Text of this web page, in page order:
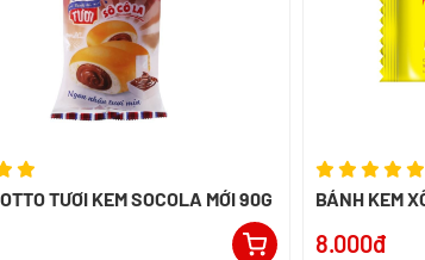
TƯƠI KEM SOCOLA MỚI 90G
BÁNH KEM
8.000đ